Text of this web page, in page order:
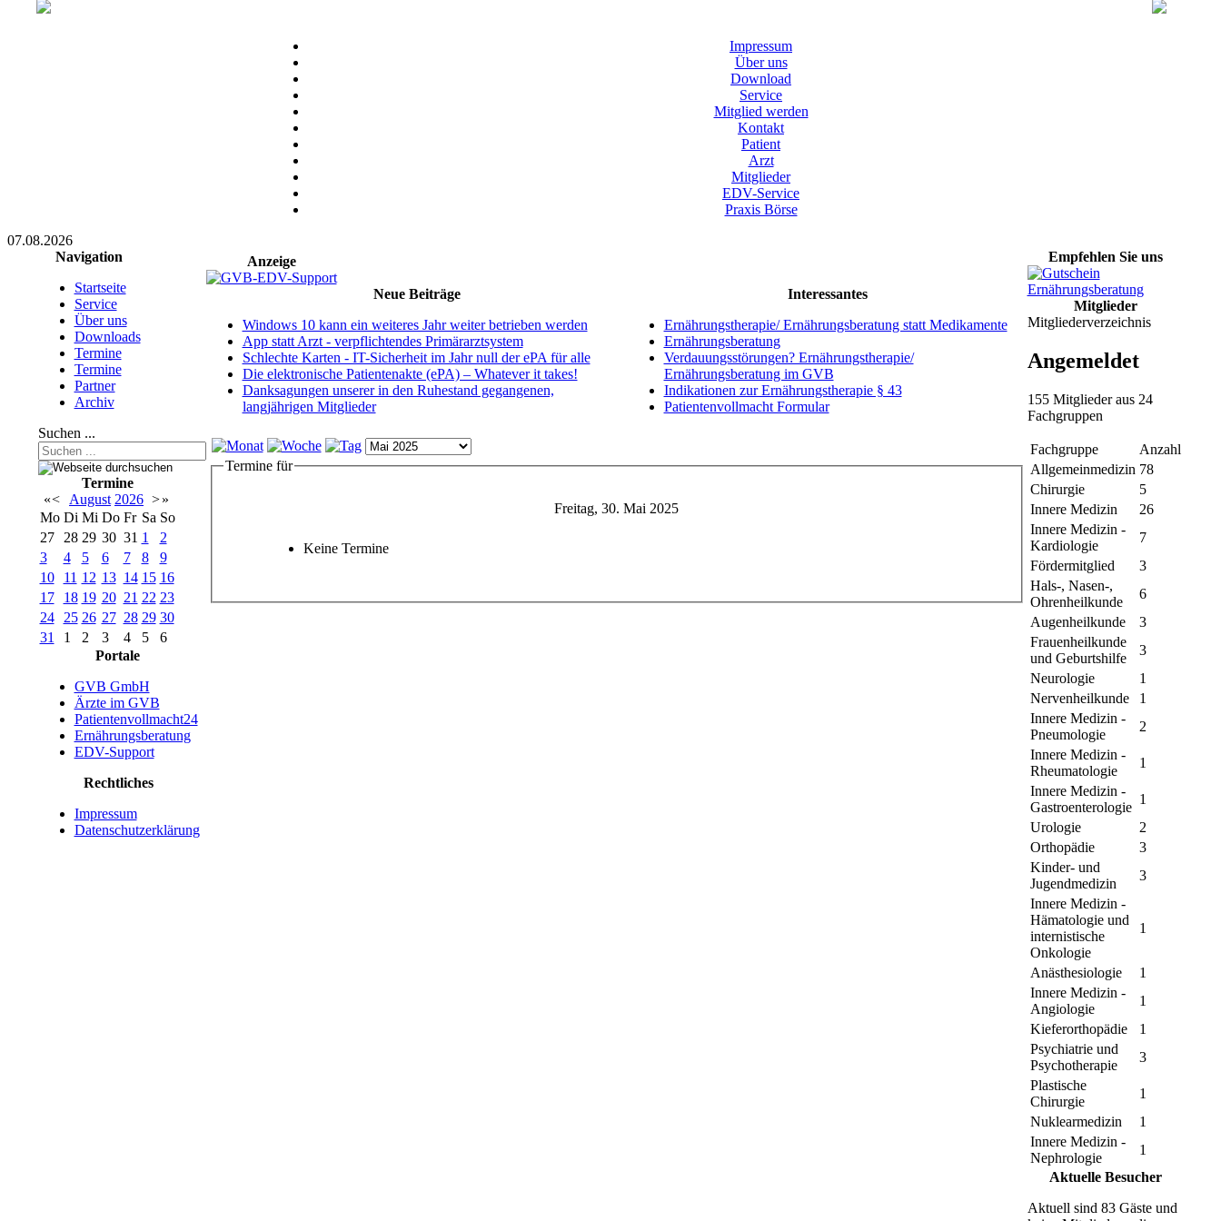
Impressum
Über uns
Download
Service
Mitglied werden
Kontakt
Patient
Arzt
Mitglieder
EDV-Service
Praxis Börse
07.08.2026
Navigation
Startseite
Service
Über uns
Downloads
Termine
Termine
Partner
Archiv
Suchen ...
Termine
«< August 2026 >»
Mo Di Mi Do Fr Sa So
27
28 29 30 31 1
2
3
4 5 6 7 8
9
10
11 12 13 14 15 16
17
18 19 20 21 22 23
24
25 26 27 28 29 30
31
1 2 3 4 5
6
Portale
GVB GmbH
Ärzte im GVB
Patientenvollmacht24
Ernährungsberatung
EDV-Support
Rechtliches
Impressum
Datenschutzerklärung
Anzeige
Neue Beiträge
Windows 10 kann ein weiteres Jahr weiter betrieben werden
App statt Arzt - verpflichtendes Primärarztsystem
Schlechte Karten - IT-Sicherheit im Jahr null der ePA für alle
Die elektronische Patientenakte (ePA) – Whatever it takes!
Danksagungen unserer in den Ruhestand gegangenen,
langjährigen Mitglieder
Interessantes
Ernährungstherapie/ Ernährungsberatung statt Medikamente
Ernährungsberatung
Verdauungsstörungen? Ernährungstherapie/
Ernährungsberatung im GVB
Indikationen zur Ernährungstherapie § 43
Patientenvollmacht Formular
Termine für
Freitag, 30. Mai 2025
Keine Termine
Empfehlen Sie uns
Mitglieder
Mitgliederverzeichnis
Angemeldet
155 Mitglieder aus 24
Fachgruppen
Fachgruppe
Anzahl
Allgemeinmedizin 78
Chirurgie
5
Innere Medizin
26
Innere Medizin -
Kardiologie
7
Fördermitglied
3
Hals-, Nasen-,
Ohrenheilkunde
6
Augenheilkunde
3
Frauenheilkunde
und Geburtshilfe
3
Neurologie
1
Nervenheilkunde
1
Innere Medizin -
Pneumologie
2
Innere Medizin -
Rheumatologie
1
Innere Medizin -
Gastroenterologie
1
Urologie
2
Orthopädie
3
Kinder- und
Jugendmedizin
3
Innere Medizin -
Hämatologie und
internistische
Onkologie
1
Anästhesiologie
1
Innere Medizin -
Angiologie
1
Kieferorthopädie
1
Psychiatrie und
Psychotherapie
3
Plastische
Chirurgie
1
Nuklearmedizin
1
Innere Medizin -
Nephrologie
1
Aktuelle Besucher
Aktuell sind 83 Gäste und